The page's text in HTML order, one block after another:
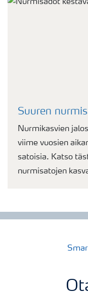
Suuren
Nurmikasvien
viime vuosien
satoisia. Katso
nurmisatojen